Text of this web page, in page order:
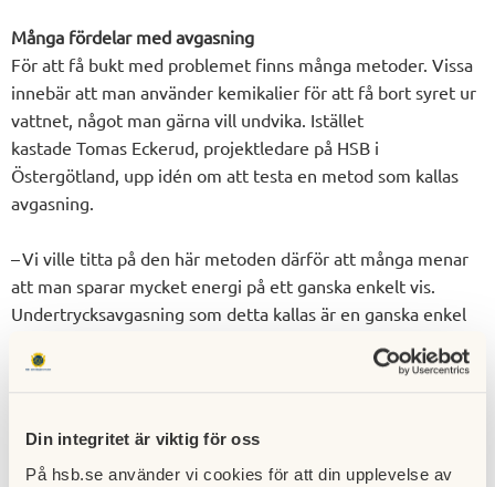
Din integritet är viktig för oss
På hsb.se använder vi cookies för att din upplevelse av
Många fördelar med avgasning
För att få bukt med problemet finns många metoder. Vissa
innebär att man använder kemikalier för att få bort syret ur
vattnet, något man gärna vill undvika. Istället
kastade Tomas Eckerud, projektledare på HSB i
Östergötland, upp idén om att testa en metod som kallas
avgasning.
– Vi ville titta på den här metoden därför att många menar
att man sparar mycket energi på ett ganska enkelt vis.
Undertrycksavgasning som detta kallas är en ganska enkel
maskin som skapar vacuum för att få bort syret.
energieffektiviteten ökar, man slipper lufta elementen, man
slipper korrosion som kan förstöra delar av systemet och